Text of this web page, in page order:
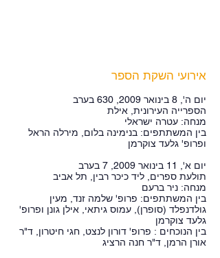
אירועי השקת הספר
יום ה', 8 בינואר 2009, 630 בערב
הספרייה העירונית, אילת
מנחה: עטרה ישראלי
בין המשתתפים: בנימינה בלום, מירלה הראל
ופרופ' גלעד צוקרמן
יום א', 11 בינואר 2009, 7 בערב
תולעת ספרים, ליד כיכר רבין, תל אביב
מנחה: ניר ברעם
בין המשתתפים: פרופ' שלמה זנד, מעין
גולדנפלד (סופרן), עמוס גיתאי, אילן גונן ופרופ'
גלעד צוקרמן
בין הנוכחים : פרופ' דורון לנצט, חגי חיטרון, ד"ר
אורן הרמן, ד"ר חנה הרציג